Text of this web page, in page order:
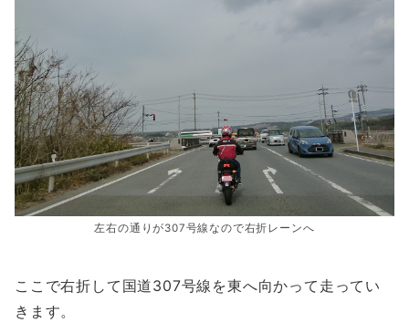
左右の通りが307号線なので右折レーンへ
ここで右折して国道307号線を東へ向かって走ってい
きます。